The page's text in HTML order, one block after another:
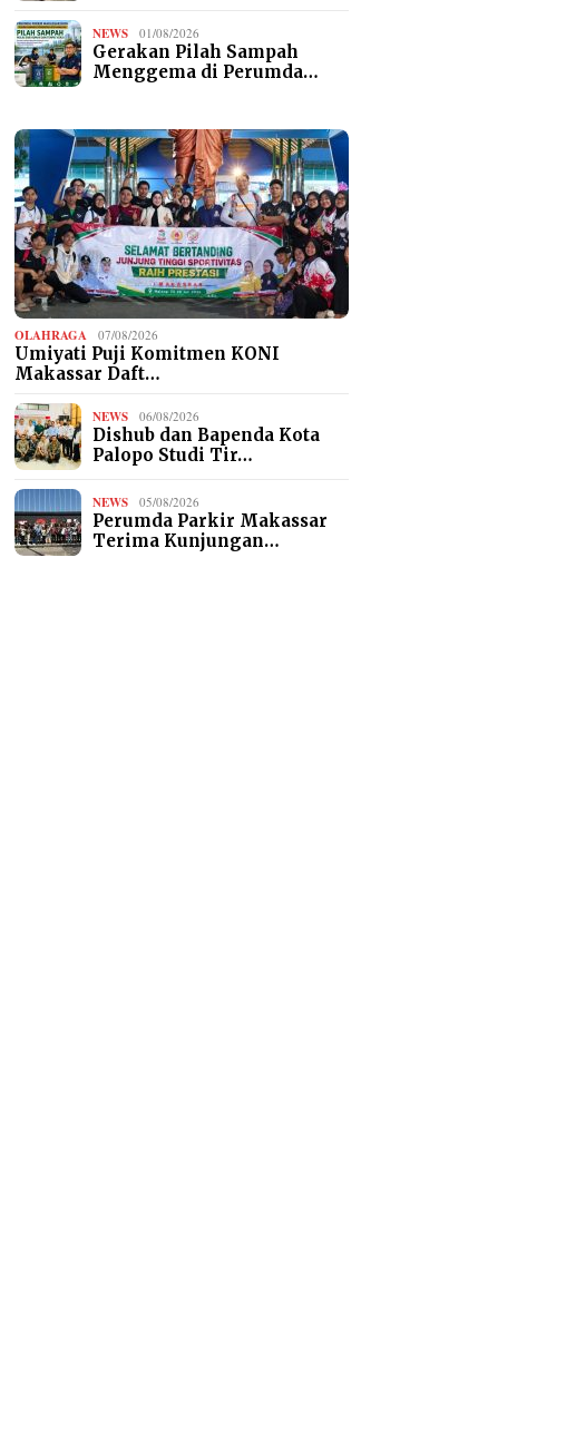
NEWS 01/08/2026
Gerakan Pilah Sampah
Menggema di Perumda…
OLAHRAGA 07/08/2026
Umiyati Puji Komitmen KONI
Makassar Daft…
NEWS 06/08/2026
Dishub dan Bapenda Kota
Palopo Studi Tir…
NEWS 05/08/2026
Perumda Parkir Makassar
Terima Kunjungan…